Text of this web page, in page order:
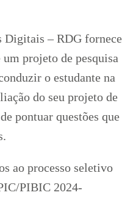
Digitais – RDG fornece
projeto de pesquisa
o estudante na
do seu projeto de
pontuar questões que
ao processo seletivo
PIBIC 2024-